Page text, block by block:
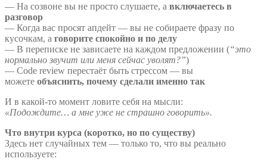
— На созвоне вы не просто слушаете, а включаетесь в
разговор
— Когда вас просят апдейт — вы не собираете фразу по
кусочкам, а говорите спокойно и по делу
— В переписке не зависаете на каждом предложении (“это
нормально звучит или меня сейчас уволят?”)
— Code review перестаёт быть стрессом — вы
можете объяснить, почему сделали именно так
И в какой-то момент ловите себя на мысли:
«Подождите… а мне уже не страшно говорить».
Что внутри курса (коротко, но по существу)
Здесь нет случайных тем — только то, что вы реально
используете: